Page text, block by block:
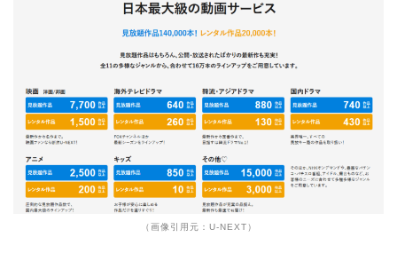
（画像引用元：U-NEXT）